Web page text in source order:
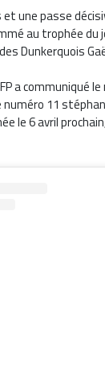
une passe
au trophée du
Dunkerquois
a communiqué
11
le 6 avril